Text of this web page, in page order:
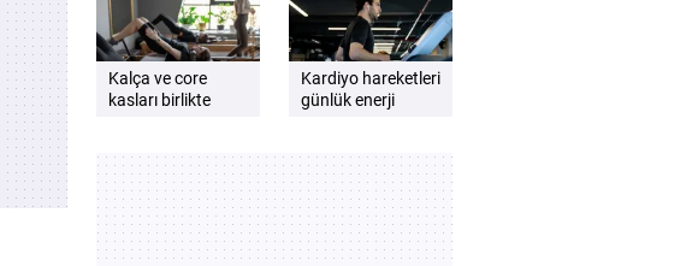
Kalça ve core
kasları birlikte
Güçlü ve dengeli
bir vücut için
öneriler
Kardiyo hareketleri
günlük enerji
hissetmek için
kardiyo önerileri